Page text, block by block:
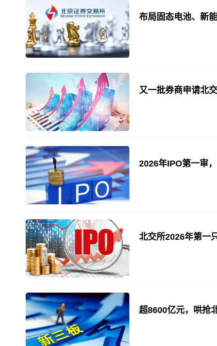
布局固态电池、新
又一批券商申请北
2026年IPO第一审
北交所2026年第一
超8600亿元，哄抢